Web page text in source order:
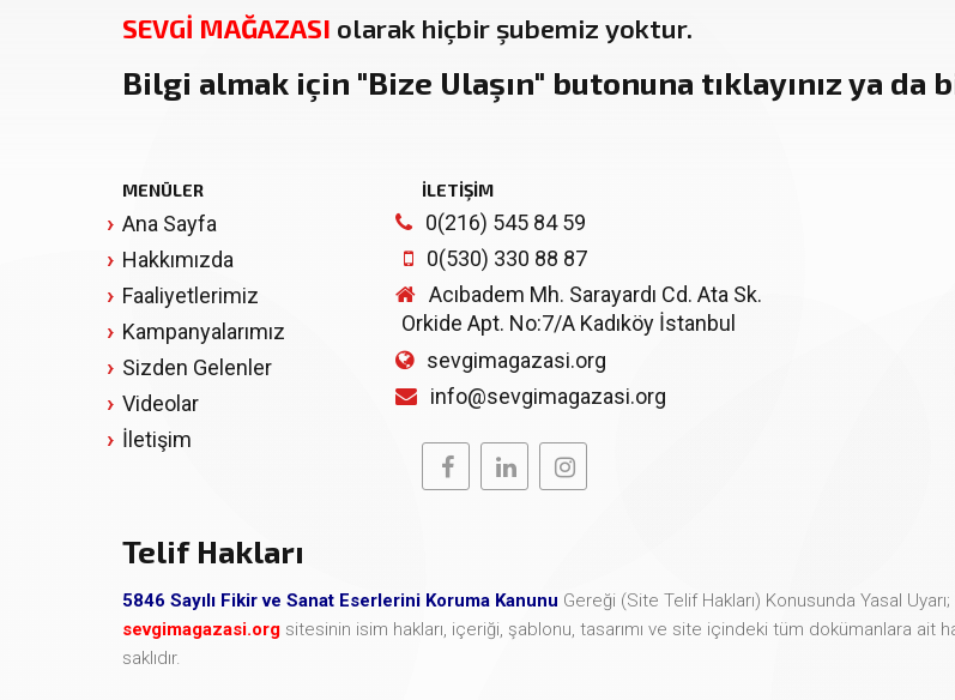
SEVGİ MAĞAZASI olarak hiçbir şubemiz yoktur.
Bilgi almak için "Bize Ulaşın" butonuna tıklayınız ya da
MENÜLER
Ana Sayfa
Hakkımızda
Faaliyetlerimiz
Kampanyalarımız
Sizden Gelenler
Videolar
İletişim
İLETİŞİM
0(216) 545 84 59
0(530) 330 88 87
Acıbadem Mh. Sarayardı Cd. Ata Sk.
Orkide Apt. No:7/A Kadıköy İstanbul
sevgimagazasi.org
info@sevgimagazasi.org
Telif Hakları
5846 Sayılı Fikir ve Sanat Eserlerini Koruma Kanunu Gereği (Site Telif Hakları) Konusunda Yasal Uyarı;
sevgimagazasi.org sitesinin isim hakları, içeriği, şablonu, tasarımı ve site içindeki tüm dokümanlara ait
saklıdır.